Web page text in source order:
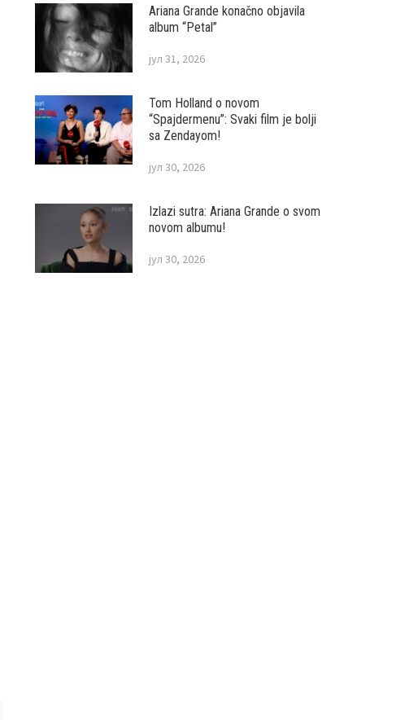
Ariana Grande konačno objavila
album “Petal”
јул 31, 2026
Tom Holland o novom
“Spajdermenu”: Svaki film je bolji
sa Zendayom!
јул 30, 2026
Izlazi sutra: Ariana Grande o svom
novom albumu!
јул 30, 2026